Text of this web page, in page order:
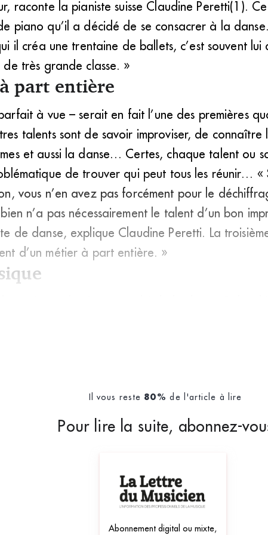
raconte la pianiste suisse Claudine Peretti(1).
piano qu’il a décidé de se consacrer à la
il créa une trentaine de ballets, c’est souvent
très grande classe. »
part entière
à vue – serait en fait l’une des premières
talents sont de savoir improviser, de
et aussi la danse… Certes, chaque talent ou
de trouver qui peut tous les réunir… «
vous n’en avez pas forcément pour le
n’a pas nécessairement le talent d’un bon
de danse, explique Claudine Peretti. La
d’un métier à part entière. »
Il vous reste 80% de l'article à lire
Pour lire la suite, abonnez-
Abonnement digital ou mixte,